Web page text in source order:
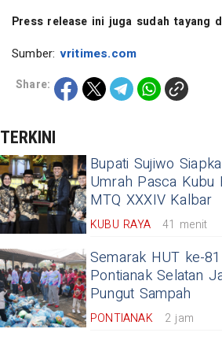
Press release ini juga sudah tayang
Sumber:vritimes.com
Share:
TERKINI
Bupati Sujiwo
Umrah Pasca Kubu
MTQ XXXIV Kalbar
KUBU RAYA 41 menit
Semarak HUT ke-
Pontianak Selatan
Pungut Sampah
PONTIANAK 2 jam